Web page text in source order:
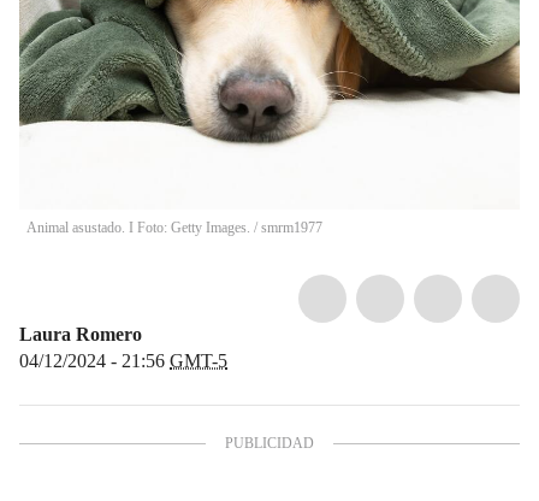
Animal asustado. I Foto: Getty Images. / smrm1977
Laura Romero
04/12/2024 - 21:56 GMT-5